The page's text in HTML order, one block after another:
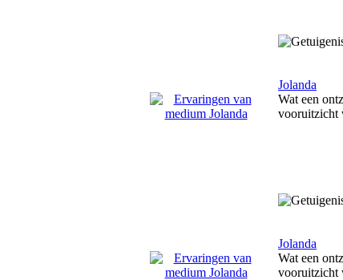
Jolanda
Wat een
vooruitzicht
Jolanda
Wat een
vooruitzicht